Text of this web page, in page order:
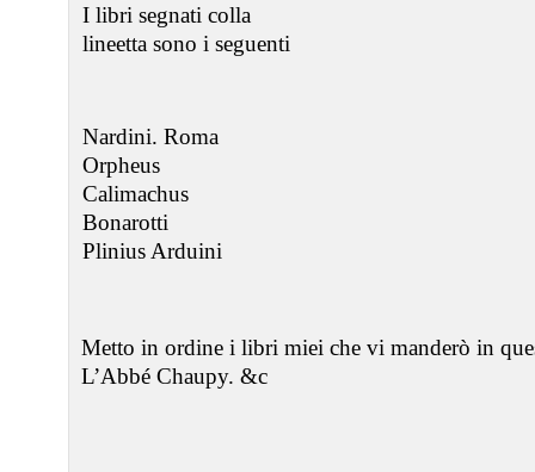
I libri segnati colla
lineetta sono i seguenti
Nardini. Roma
Orpheus
Calimachus
Bonarotti
Plinius Arduini
Metto in ordine i libri miei che vi manderò in
L’Abbé Chaupy. &c